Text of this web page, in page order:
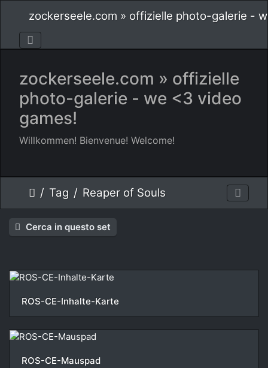
zockerseele.com » offizielle photo-galerie -
zockerseele.com » offizielle
photo-galerie - we <3 video
games!
Willkommen! Bienvenue! Welcome!
Tag Reaper of Souls
Cerca in questo set
ROS-CE-Inhalte-Karte
ROS-CE-Mauspad